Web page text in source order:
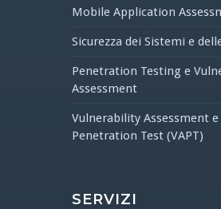
Mobile Application
Sicurezza dei Sistemi e
Penetration Testing e
Assessment
Vulnerability Assessment e
Penetration Test (VAPT)
SERVIZI